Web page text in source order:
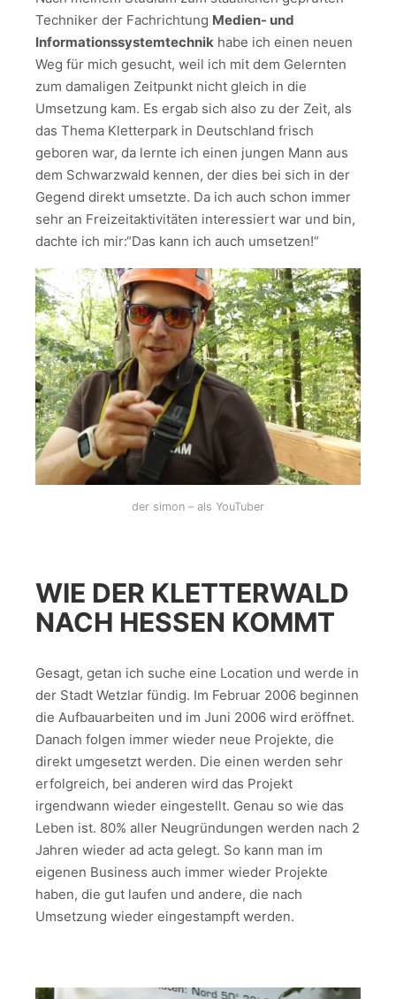
Techniker der Fachrichtung Medien- und
Informationssystemtechnik habe ich einen neuen
Weg für mich gesucht, weil ich mit dem Gelernten
zum damaligen Zeitpunkt nicht gleich in die
Umsetzung kam. Es ergab sich also zu der Zeit, als
das Thema Kletterpark in Deutschland frisch
geboren war, da lernte ich einen jungen Mann aus
dem Schwarzwald kennen, der dies bei sich in der
Gegend direkt umsetzte. Da ich auch schon immer
sehr an Freizeitaktivitäten interessiert war und bin,
dachte ich mir:“Das kann ich auch umsetzen!“
der simon – als YouTuber
WIE DER KLETTERWALD
NACH HESSEN KOMMT
Gesagt, getan ich suche eine Location und werde in
der Stadt Wetzlar fündig. Im Februar 2006 beginnen
die Aufbauarbeiten und im Juni 2006 wird eröffnet.
Danach folgen immer wieder neue Projekte, die
direkt umgesetzt werden. Die einen werden sehr
erfolgreich, bei anderen wird das Projekt
irgendwann wieder eingestellt. Genau so wie das
Leben ist. 80% aller Neugründungen werden nach 2
Jahren wieder ad acta gelegt. So kann man im
eigenen Business auch immer wieder Projekte
haben, die gut laufen und andere, die nach
Umsetzung wieder eingestampft werden.